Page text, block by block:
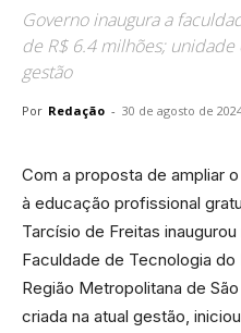
Governo inaugura a
de R$ 6.4 milhões;
gestão
Por Redação - 30 de agosto de
Com a proposta de ampliar
à educação profissional
Tarcísio de Freitas
Faculdade de Tecnologia
Região Metropolitana de
criada na atual gestão,